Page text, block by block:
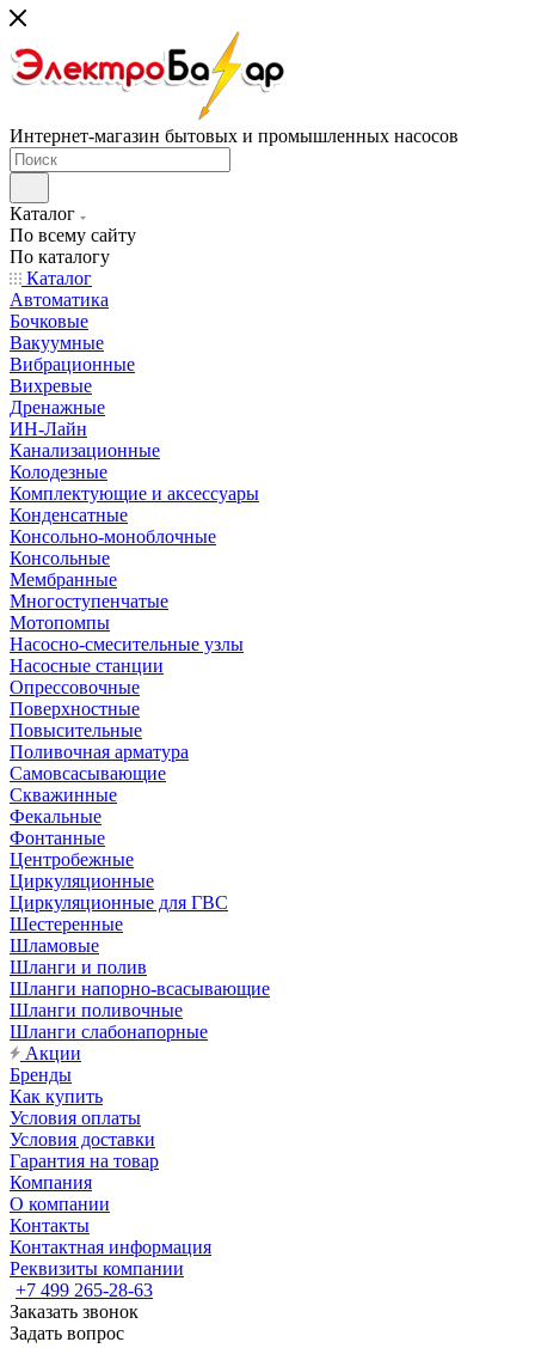
Интернет-магазин бытовых и промышленных насосов
Каталог
По всему сайту
По каталогу
Каталог
Автоматика
Бочковые
Вакуумные
Вибрационные
Вихревые
Дренажные
ИН-Лайн
Канализационные
Колодезные
Комплектующие и аксессуары
Конденсатные
Консольно-моноблочные
Консольные
Мембранные
Многоступенчатые
Мотопомпы
Насосно-смесительные узлы
Насосные станции
Опрессовочные
Поверхностные
Повысительные
Поливочная арматура
Самовсасывающие
Скважинные
Фекальные
Фонтанные
Центробежные
Циркуляционные
Циркуляционные для ГВС
Шестеренные
Шламовые
Шланги и полив
Шланги напорно-всасывающие
Шланги поливочные
Шланги слабонапорные
Акции
Бренды
Как купить
Условия оплаты
Условия доставки
Гарантия на товар
Компания
О компании
Контакты
Контактная информация
Реквизиты компании
+7 499 265-28-63
Заказать звонок
Задать вопрос